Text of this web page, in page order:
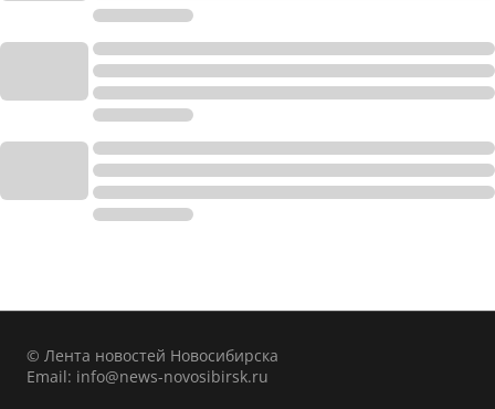
© Лента новостей Новосибирска
Email: info@news-novosibirsk.ru